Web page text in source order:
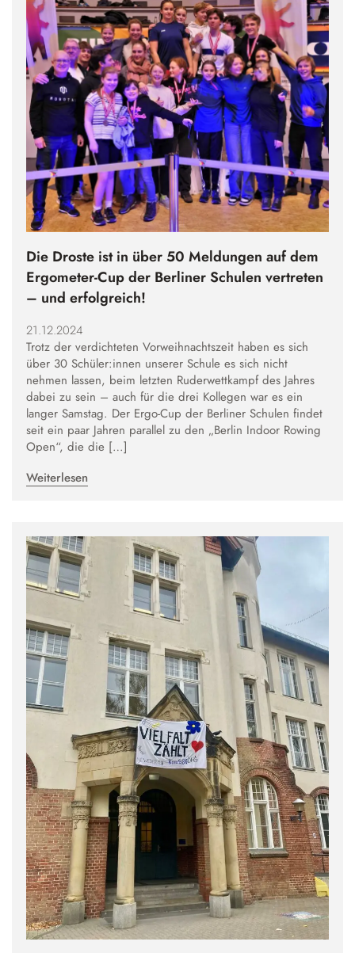
Die Droste ist in über 50 Meldungen auf dem
Ergometer-Cup der Berliner Schulen vertreten
– und erfolgreich!
21.12.2024
Trotz der verdichteten Vorweihnachtszeit haben es sich
über 30 Schüler:innen unserer Schule es sich nicht
nehmen lassen, beim letzten Ruderwettkampf des Jahres
dabei zu sein – auch für die drei Kollegen war es ein
langer Samstag. Der Ergo-Cup der Berliner Schulen findet
seit ein paar Jahren parallel zu den „Berlin Indoor Rowing
Open“, die die […]
Weiterlesen